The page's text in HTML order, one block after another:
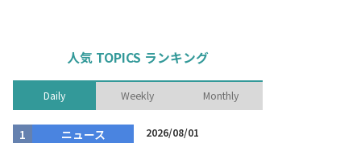
人気 TOPICS ランキング
Daily Weekly Monthly
ニュース 2026/08/01